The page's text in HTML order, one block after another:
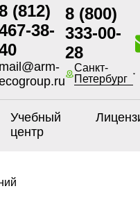
(812)
38-
mail@arm-
8 (800)
333-00-
28
Санкт-
Петербург
Учебный
центр